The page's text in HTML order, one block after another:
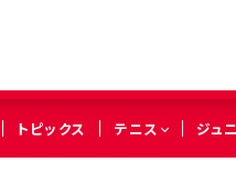
トピックス テニス ジュ